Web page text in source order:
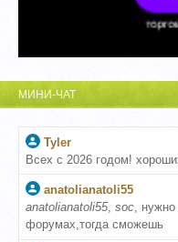
МИНИ-ЧАТ